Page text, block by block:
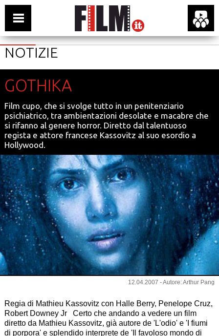
NOTIZIE
GOTHIKA
Film cupo, che si svolge tutto in un penitenziario
psichiatrico, tra ambientazioni desolate e macabre che
si rifanno al genere horror. Diretto dal talentuoso
regista e attore francese Kassovitz al suo esordio a
Hollywood.
12.04.2007 - Autore: Arthur Pang
Regia di Mathieu Kassovitz con Halle Berry, Penelope Cruz,
Robert Downey Jr Certo che andando a vedere un film
diretto da Mathieu Kassovitz, già autore de 'L'odio' e 'I fiumi
di porpora' e splendido interprete de 'Il favoloso mondo di